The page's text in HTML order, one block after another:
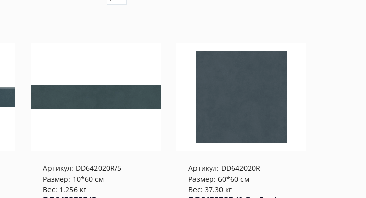
Артикул: DD642020R/5
Размер: 10*60 см
Вес: 1.256 кг
Артикул: DD642020R
Размер: 60*60 см
Вес: 37.30 кг